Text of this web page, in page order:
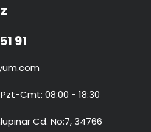
91
Cmt: 08:00 - 18:30
Cd. No:7, 34766